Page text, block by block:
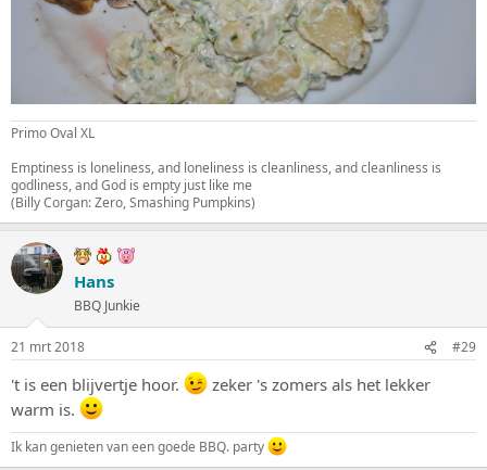
Primo Oval XL
Emptiness is loneliness, and loneliness is cleanliness, and cleanliness is
godliness, and God is empty just like me
(Billy Corgan: Zero, Smashing Pumpkins)
Hans
BBQ Junkie
21 mrt 2018 #29
't is een blijvertje hoor.
zeker 's zomers als het lekker
warm is.
Ik kan genieten van een goede BBQ. party